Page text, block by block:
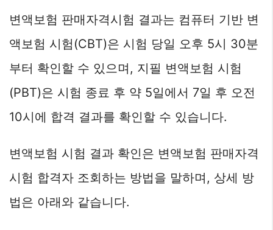
변액보험 판매자격시험 결과는 컴퓨터 기반 변
액보험 시험(CBT)은 시험 당일 오후 5시 30분
부터 확인할 수 있으며, 지필 변액보험 시험
(PBT)은 시험 종료 후 약 5일에서 7일 후 오전
10시에 합격 결과를 확인할 수 있습니다.
변액보험 시험 결과 확인은 변액보험 판매자격
시험 합격자 조회하는 방법을 말하며, 상세 방
법은 아래와 같습니다.